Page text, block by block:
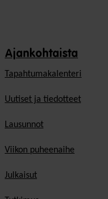
Ajankohtaista
Tapahtumakalenteri
Uutiset ja tiedotteet
Lausunnot
Viikon puheenaihe
Julkaisut